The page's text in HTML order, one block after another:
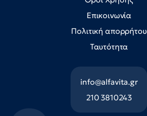
Επικοινωνία
Πολιτική απορρήτου
Ταυτότητα
info@alfavita.gr
210 3810243